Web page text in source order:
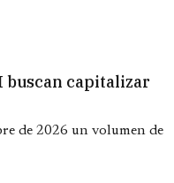
buscan capitalizar
de 2026 un volumen de